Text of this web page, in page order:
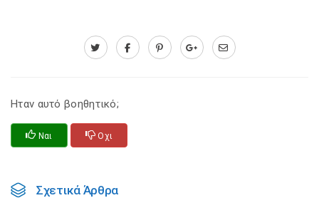
Ηταν αυτό βοηθητικό;
Ναι Οχι
Σχετικά Άρθρα